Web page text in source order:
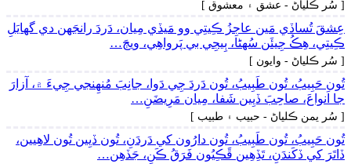
[ سُر ڪلياڻ - عشق ۽ معشوق ]
عِشقَ تُساڏي مَين عاجِزُ ڪِيتِي وو مَيڏي مِيان، دَردَ رانجَهن دي گهايَلِ
ڪِيتِي، ھِڪُ جِيئَن سُھڻا، ٻِيجِي بي پَرواھِي، ويڄَ…
[ سُر ڪلياڻ - وايون ]
تُون حَبِيبُ، تُون طَبِيبُ، تُون دَردَ جِي دَوا، جانِبَ مُنھِنجي جِيءَ ۾، آزارَ
جا اَنواعَ، صاحِبَ ڏيِين شَفا، مِيان مَرِيضَنِ…
[ سُر يمن ڪلياڻ - حبيب ۽ طبيب ]
تُون حَبِيبُ، تُون طَبِيبُ، تُون دارُون کي دَردَنِ، تُون ڏيِين تُون لاھِيين،
ڏاتَرَ کي ڏکَندَنِ، تَڏِھِين ڦَڪِيُون فَرَقُ ڪَنِ، جَڏھِن…